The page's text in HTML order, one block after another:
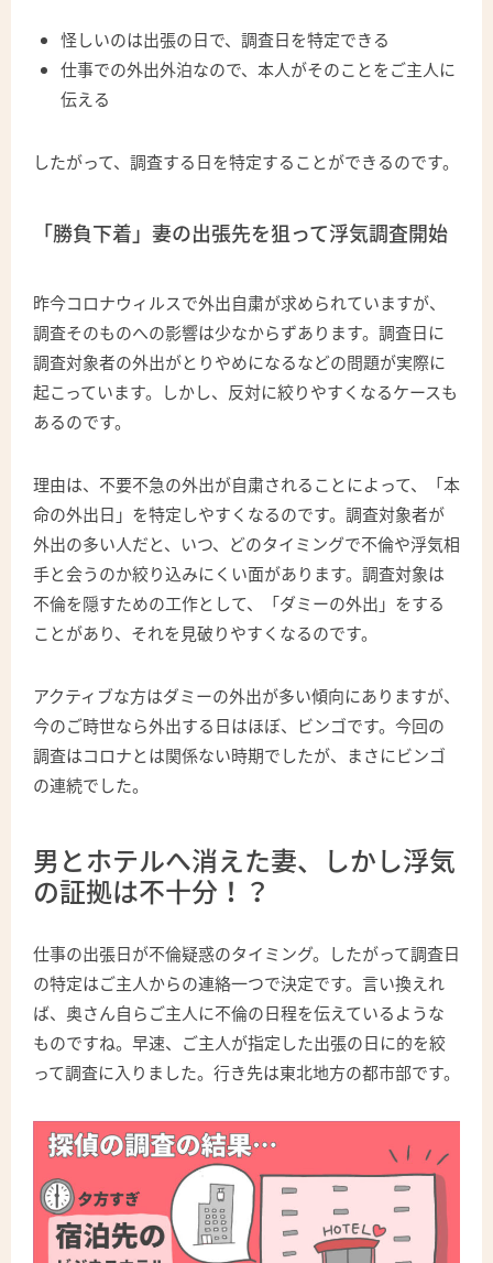
怪しいのは出張の日で、調査日を特定できる
仕事での外出外泊なので、本人がそのことをご主人に
伝える
したがって、調査する日を特定することができるのです。
「勝負下着」妻の出張先を狙って浮気調査開始
昨今コロナウィルスで外出自粛が求められていますが、
調査そのものへの影響は少なからずあります。調査日に
調査対象者の外出がとりやめになるなどの問題が実際に
起こっています。しかし、反対に絞りやすくなるケースも
あるのです。
理由は、不要不急の外出が自粛されることによって、「本
命の外出日」を特定しやすくなるのです。調査対象者が
外出の多い人だと、いつ、どのタイミングで不倫や浮気相
手と会うのか絞り込みにくい面があります。調査対象は
不倫を隠すための工作として、「ダミーの外出」をする
ことがあり、それを見破りやすくなるのです。
アクティブな方はダミーの外出が多い傾向にありますが、
今のご時世なら外出する日はほぼ、ビンゴです。今回の
調査はコロナとは関係ない時期でしたが、まさにビンゴ
の連続でした。
男とホテルへ消えた妻、しかし浮気
の証拠は不十分！？
仕事の出張日が不倫疑惑のタイミング。したがって調査日
の特定はご主人からの連絡一つで決定です。言い換えれ
ば、奥さん自らご主人に不倫の日程を伝えているような
ものですね。早速、ご主人が指定した出張の日に的を絞
って調査に入りました。行き先は東北地方の都市部です。